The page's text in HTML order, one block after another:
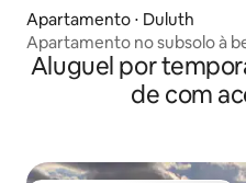
Apartamento ⋅ Duluth
Apartamento no subsolo à
Aluguel por
de com